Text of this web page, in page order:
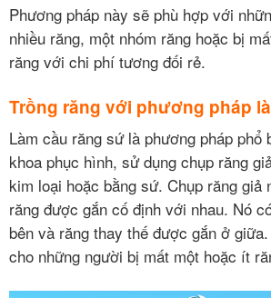
Phương pháp này sẽ phù hợp với
nhiều răng, một nhóm răng hoặc bị
răng với chi phí tương đối rẻ.
Trồng răng với phương pháp
Làm cầu răng sứ là phương pháp phổ
khoa phục hình, sử dụng chụp răng
kim loại hoặc bằng sứ. Chụp răng giả
răng được gắn cố định với nhau. Nó
bên và răng thay thế được gắn ở
cho những người bị mất một hoặc ít